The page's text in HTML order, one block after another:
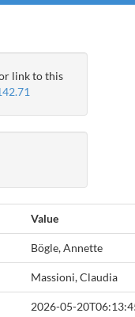
link to this
Value
Bögle, Annette
Massioni, Claudia
2026-05-